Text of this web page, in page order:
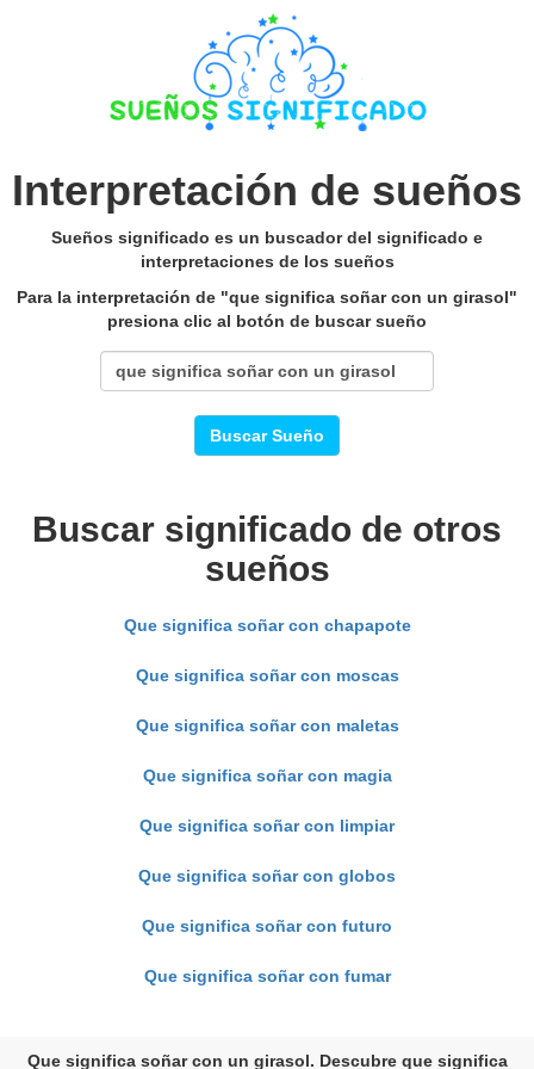
Interpretación de sueños
Sueños significado es un buscador del significado e
interpretaciones de los sueños
Para la interpretación de "que significa soñar con un girasol"
presiona clic al botón de buscar sueño
Buscar Sueño
Buscar significado de otros
sueños
Que significa soñar con chapapote
Que significa soñar con moscas
Que significa soñar con maletas
Que significa soñar con magia
Que significa soñar con limpiar
Que significa soñar con globos
Que significa soñar con futuro
Que significa soñar con fumar
Que significa soñar con un girasol. Descubre que significa